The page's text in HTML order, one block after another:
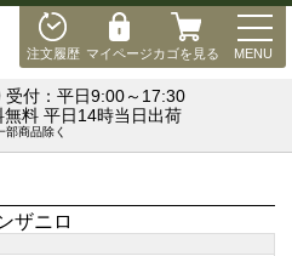
注文履歴 マイページカゴを見る MENU
付：平日9:00～17:30
料 平日14時当日出荷
商品除く
ザニロ